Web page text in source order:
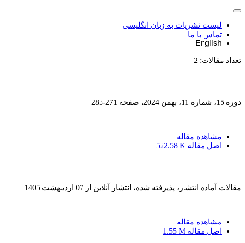
لیست نشریات به زبان انگلیسی
تماس با ما
English
تعداد مقالات: 2
دوره 15، شماره 11، بهمن 2024، صفحه 271-283
مشاهده مقاله
اصل مقاله 522.58 K
مقالات آماده انتشار، پذیرفته شده، انتشار آنلاین از 07 اردیبهشت 1405
مشاهده مقاله
اصل مقاله 1.55 M